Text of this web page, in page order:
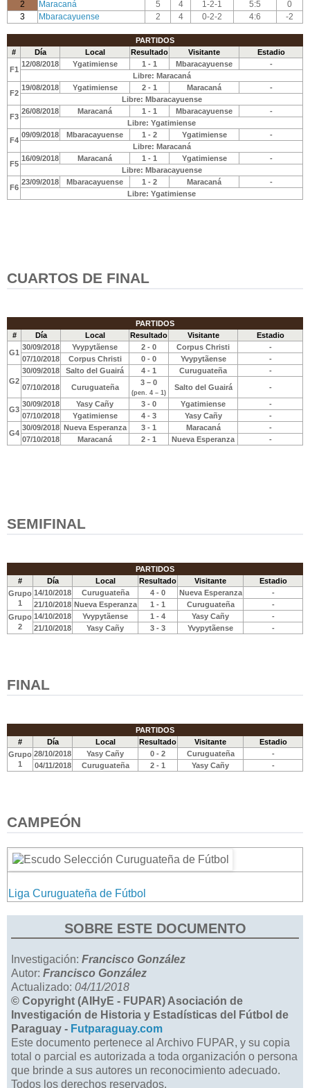
2
Maracaná 5 4 1-2-1 5:5
0
3
Mbaracayuense 2 4 0-2-2 4:6 -2
PARTIDOS
#
Día Local Resultado Visitante Estadio
F1
12/08/2018 Ygatimiense 1 - 1 Mbaracayuense
-
Libre: Maracaná
F2
19/08/2018 Ygatimiense 2 - 1 Maracaná
-
Libre: Mbaracayuense
F3
26/08/2018 Maracaná 1 - 1 Mbaracayuense
-
Libre: Ygatimiense
F4
09/09/2018 Mbaracayuense 1 - 2 Ygatimiense
-
Libre: Maracaná
F5
16/09/2018 Maracaná 1 - 1 Ygatimiense
-
Libre: Mbaracayuense
F6
23/09/2018 Mbaracayuense 1 - 2 Maracaná
-
Libre: Ygatimiense
CUARTOS DE FINAL
PARTIDOS
#
Día Local Resultado Visitante Estadio
G1
30/09/2018 Yvypytãense 2 - 0 Corpus Christi
-
07/10/2018
Corpus Christi 0 - 0 Yvypytãense -
G2
30/09/2018 Salto del Guairá 4 - 1 Curuguateña
-
07/10/2018
Curuguateña
3 – 0
(pen. 4 – 1)
Salto del Guairá -
G3
30/09/2018 Yasy Cañy 3 - 0 Ygatimiense
-
07/10/2018
Ygatimiense 4 - 3 Yasy Cañy -
G4
30/09/2018 Nueva Esperanza 3 - 1 Maracaná
-
07/10/2018
Maracaná 2 - 1 Nueva Esperanza -
SEMIFINAL
PARTIDOS
#
Día Local Resultado Visitante
Estadio
Grupo
1
14/10/2018 Curuguateña 4 - 0 Nueva Esperanza
-
21/10/2018 Nueva Esperanza 1 - 1 Curuguateña
-
Grupo
2
14/10/2018 Yvypytãense 1 - 4 Yasy Cañy
-
21/10/2018
Yasy Cañy 3 - 3 Yvypytãense -
FINAL
PARTIDOS
#
Día Local Resultado Visitante
Estadio
Grupo
1
28/10/2018 Yasy Cañy 0 - 2 Curuguateña
-
04/11/2018
Curuguateña 2 - 1 Yasy Cañy -
CAMPEÓN
Liga Curuguateña de Fútbol
SOBRE ESTE DOCUMENTO
Investigación: Francisco González
Autor: Francisco González
Actualizado: 04/11/2018
© Copyright (AIHyE - FUPAR) Asociación de
Investigación de Historia y Estadísticas del Fútbol de
Paraguay - Futparaguay.com
Este documento pertenece al Archivo FUPAR, y su copia
total o parcial es autorizada a toda organización o persona
que brinde a sus autores un reconocimiento adecuado.
Todos los derechos reservados.